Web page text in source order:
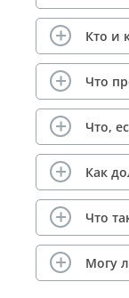
Кто и
Что
Что,
Как
Что
Могу